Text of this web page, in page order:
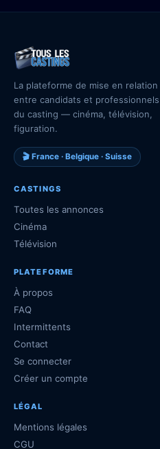
La plateforme de mise en relation
entre candidats et professionnels
du casting — cinéma, télévision,
figuration.
🎬 France · Belgique · Suisse
CASTINGS
Toutes les annonces
Cinéma
Télévision
PLATEFORME
À propos
FAQ
Intermittents
Contact
Se connecter
Créer un compte
LÉGAL
Mentions légales
CGU